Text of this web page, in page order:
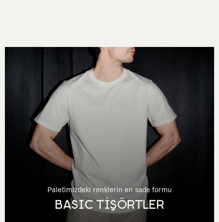
Paletimizdeki renklerin en sade formu
BASIC TİŞÖRTLER